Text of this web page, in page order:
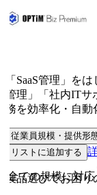
SaaS管理」をは
理」「社内ITサ
を効率化・自動
従業員規模・提供形態
従業員規模
ての規模に対応
リストに追加する 詳
品選びでお困りの